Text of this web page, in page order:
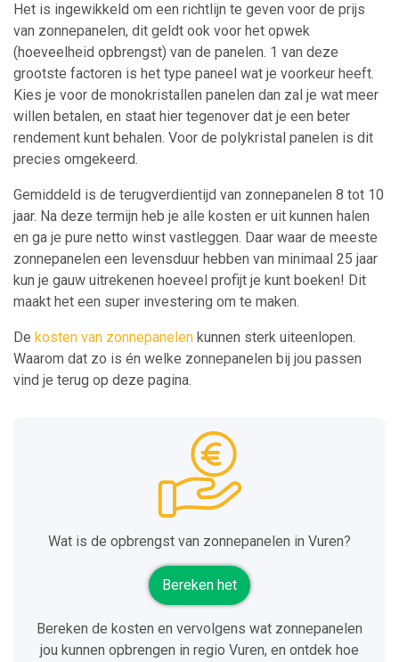
Het is ingewikkeld om een richtlijn te geven voor de prijs
van zonnepanelen, dit geldt ook voor het opwek
(hoeveelheid opbrengst) van de panelen. 1 van deze
grootste factoren is het type paneel wat je voorkeur heeft.
Kies je voor de monokristallen panelen dan zal je wat meer
willen betalen, en staat hier tegenover dat je een beter
rendement kunt behalen. Voor de polykristal panelen is dit
precies omgekeerd.
Gemiddeld is de terugverdientijd van zonnepanelen 8 tot 10
jaar. Na deze termijn heb je alle kosten er uit kunnen halen
en ga je pure netto winst vastleggen. Daar waar de meeste
zonnepanelen een levensduur hebben van minimaal 25 jaar
kun je gauw uitrekenen hoeveel profijt je kunt boeken! Dit
maakt het een super investering om te maken.
De kosten van zonnepanelen kunnen sterk uiteenlopen.
Waarom dat zo is én welke zonnepanelen bij jou passen
vind je terug op deze pagina.
Wat is de opbrengst van zonnepanelen in Vuren?
Bereken het
Bereken de kosten en vervolgens wat zonnepanelen
jou kunnen opbrengen in regio Vuren, en ontdek hoe